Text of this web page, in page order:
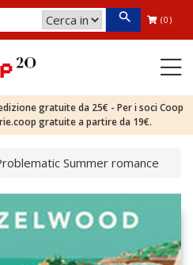
(0)
gratuite da 25€ - Per i soci Coop
gratuite a partire da 19€.
Summer romance